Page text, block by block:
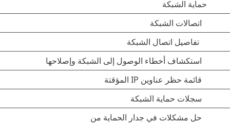
حماية الشبكة
اتصالات الشبكة
تفاصيل اتصال الشبكة
استكشاف أخطاء الوصول إلى الشبكة وإصلاحها
قائمة حظر عناوين IP المؤقتة
سجلات حماية الشبكة
حل مشكلات في جدار الحماية من